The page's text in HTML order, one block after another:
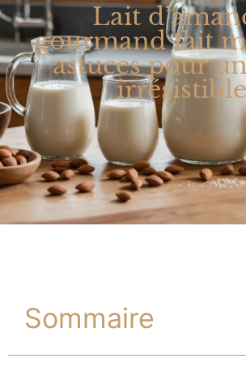
Lait
gourmand fait
astuces pour
irrésistible
Sommaire